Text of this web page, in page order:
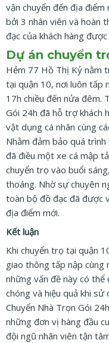
vận chuyển đến địa
bởi 3 nhân viên và hoàn
đạc của khách hàng
Dự án chuyển
Hẻm 77 Hồ Thị Kỷ nằm
tại quận 10, nơi luôn tấp
17h chiều đến nửa đêm.
Gói 24h đã hỗ trợ khách
vật dụng cá nhân cùng
Nhằm đảm bảo quá
đã điều một xe cá mập
chuyển trọ vào buổi
thoáng. Nhờ sự chuyên
toàn bộ đồ đạc đã được
địa điểm mới.
Kết luận
Khi chuyển trọ tại quận
giao thông tấp nập cùng
những vấn đề này có
chóng và hiệu quả khi
Chuyển Nhà Trọn Gói
những đơn vị hàng đầu
đội ngũ nhân viên tận